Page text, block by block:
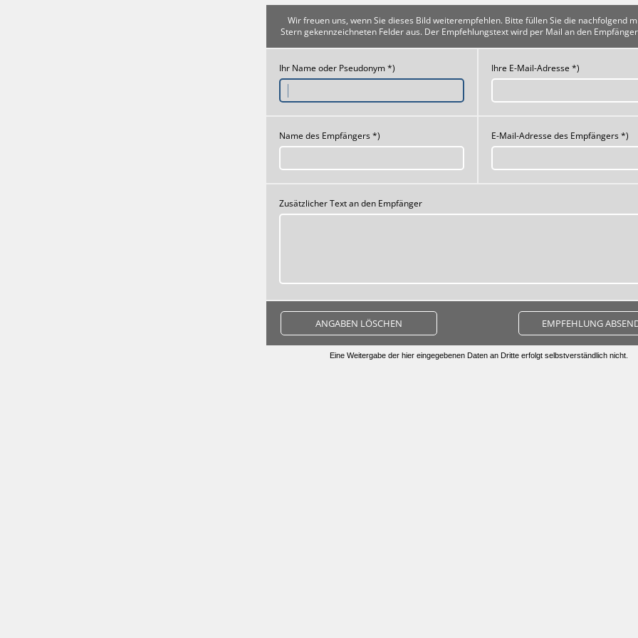
Wir freuen uns, wenn Sie dieses Bild weiterempfehlen. Bitte füllen Sie die nachfolgend
Stern gekennzeichneten Felder aus. Der Empfehlungstext wird per Mail an den
Ihr Name oder Pseudonym *) Ihre E-Mail-Adresse *)
Name des Empfängers *) E-Mail-Adresse des Empfängers *)
Zusätzlicher Text an den Empfänger
ANGABEN LÖSCHEN EMPFEHLUNG
Eine Weitergabe der hier eingegebenen Daten an Dritte erfolgt selbstverständlich nicht.